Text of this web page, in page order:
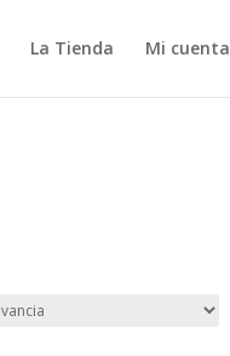
La Tienda Mi cuenta